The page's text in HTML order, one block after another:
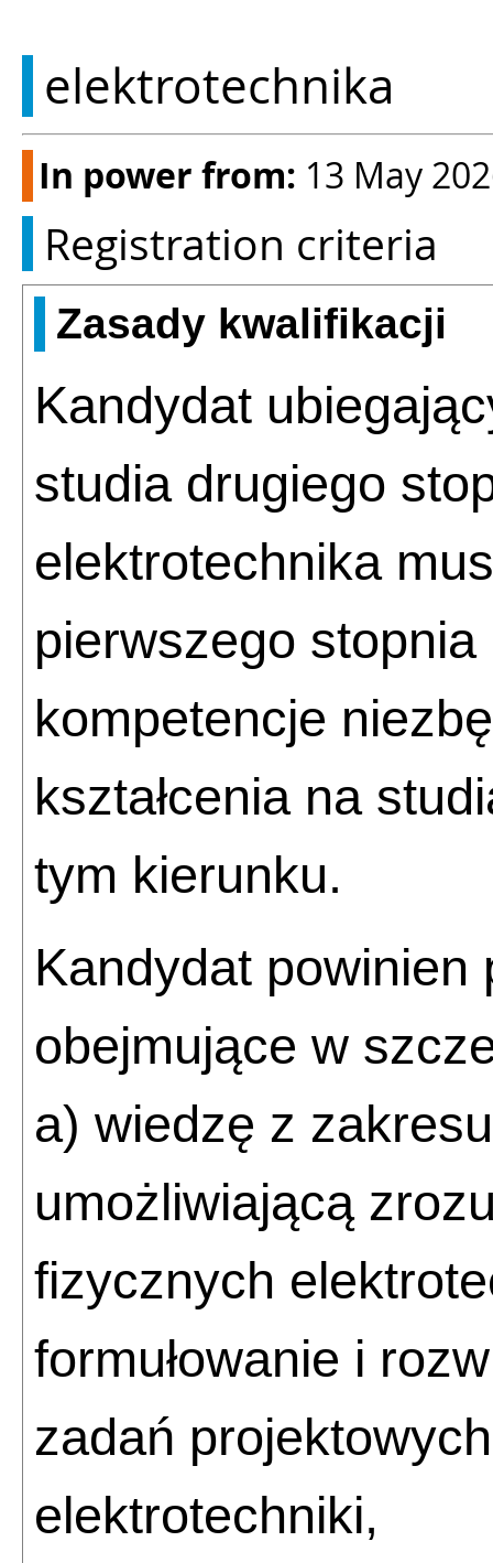
elektrotechnika
In power from: 13 May
Registration criteria
Zasady kwalifikacji
Kandydat
studia drugiego
elektrotechnika
pierwszego
kompetencje
kształcenia na
tym kierunku.
Kandydat powinien
obejmujące w
a) wiedzę z
umożliwiającą
fizycznych
formułowanie i
zadań
elektrotechniki,